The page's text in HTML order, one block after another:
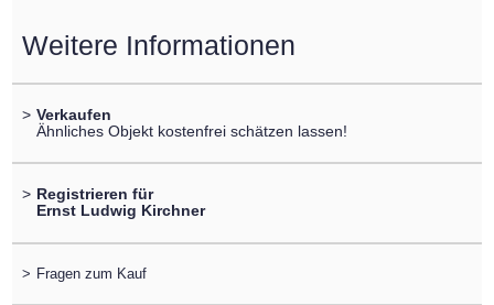
Weitere Informationen
> Verkaufen
Ähnliches Objekt kostenfrei schätzen lassen!
> Registrieren für
Ernst Ludwig Kirchner
> Fragen zum Kauf